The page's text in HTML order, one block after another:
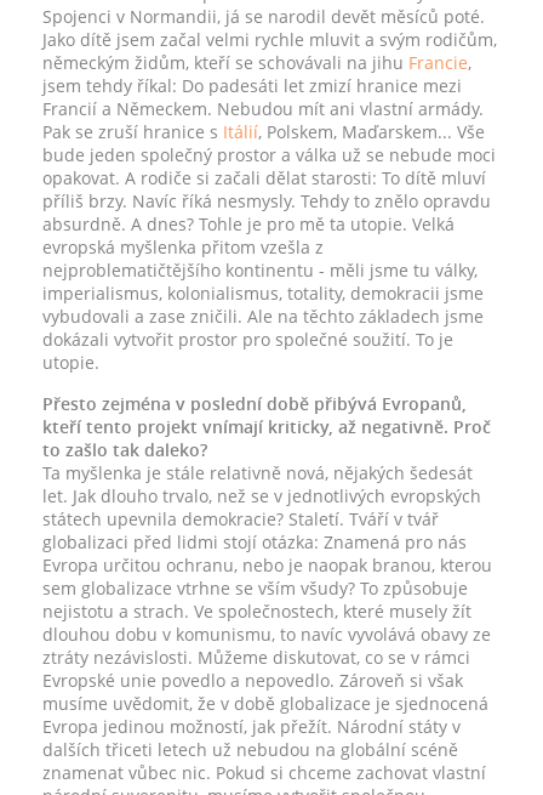
Spojenci v Normandii, já se narodil devět měsíců poté.
Jako dítě jsem začal velmi rychle mluvit a svým rodičům,
německým židům, kteří se schovávali na jihu Francie,
jsem tehdy říkal: Do padesáti let zmizí hranice mezi
Francií a Německem. Nebudou mít ani vlastní armády.
Pak se zruší hranice s Itálií, Polskem, Maďarskem... Vše
bude jeden společný prostor a válka už se nebude moci
opakovat. A rodiče si začali dělat starosti: To dítě mluví
příliš brzy. Navíc říká nesmysly. Tehdy to znělo opravdu
absurdně. A dnes? Tohle je pro mě ta utopie. Velká
evropská myšlenka přitom vzešla z
nejproblematičtějšího kontinentu - měli jsme tu války,
imperialismus, kolonialismus, totality, demokracii jsme
vybudovali a zase zničili. Ale na těchto základech jsme
dokázali vytvořit prostor pro společné soužití. To je
utopie.
Přesto zejména v poslední době přibývá Evropanů,
kteří tento projekt vnímají kriticky, až negativně. Proč
to zašlo tak daleko?
Ta myšlenka je stále relativně nová, nějakých šedesát
let. Jak dlouho trvalo, než se v jednotlivých evropských
státech upevnila demokracie? Staletí. Tváří v tvář
globalizaci před lidmi stojí otázka: Znamená pro nás
Evropa určitou ochranu, nebo je naopak branou, kterou
sem globalizace vtrhne se vším všudy? To způsobuje
nejistotu a strach. Ve společnostech, které musely žít
dlouhou dobu v komunismu, to navíc vyvolává obavy ze
ztráty nezávislosti. Můžeme diskutovat, co se v rámci
Evropské unie povedlo a nepovedlo. Zároveň si však
musíme uvědomit, že v době globalizace je sjednocená
Evropa jedinou možností, jak přežít. Národní státy v
dalších třiceti letech už nebudou na globální scéně
znamenat vůbec nic. Pokud si chceme zachovat vlastní